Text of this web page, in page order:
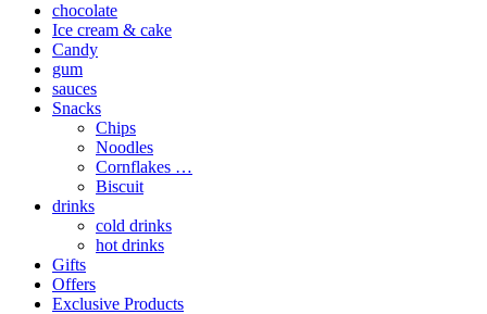
chocolate
Ice cream & cake
Candy
gum
sauces
Snacks
Chips
Noodles
Cornflakes …
Biscuit
drinks
cold drinks
hot drinks
Gifts
Offers
Exclusive Products